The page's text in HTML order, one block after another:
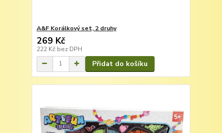
A&F Korálkový set, 2 druhy
269 Kč
222 Kč bez DPH
Přidat do košíku